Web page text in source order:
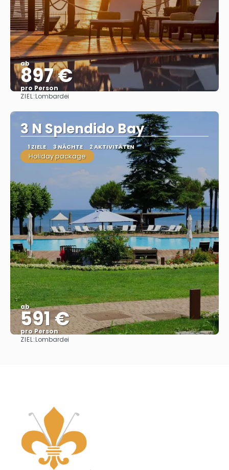
ab
897 €
pro Person
ZIEL:Lombardei
3 N Splendido Bay
1 ZIELE 3 NÄCHTE 2 AKTIVITÄTEN
Holiday package
ab
591 €
pro Person
ZIEL:Lombardei